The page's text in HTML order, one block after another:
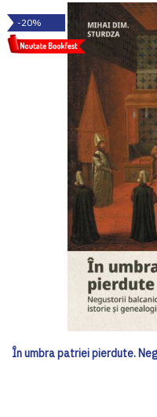
-20%
În umbra patriei pierdute.